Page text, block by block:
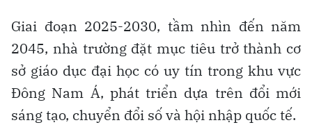
Giai đoạn 2025-2030, tầm nhìn đến năm
2045, nhà trường đặt mục tiêu trở thành cơ
sở giáo dục đại học có uy tín trong khu vực
Đông Nam Á, phát triển dựa trên đổi mới
sáng tạo, chuyển đổi số và hội nhập quốc tế.